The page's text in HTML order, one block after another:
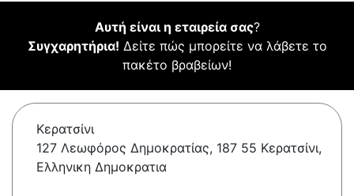
Αυτή είναι η εταιρεία σας?
Συγχαρητήρια! Δείτε πώς μπορείτε να λάβετε το
πακέτο βραβείων!
Κερατσίνι
127 Λεωφόρος Δημοκρατίας, 187 55 Κερατσίνι,
Ελληνικη Δημοκρατια